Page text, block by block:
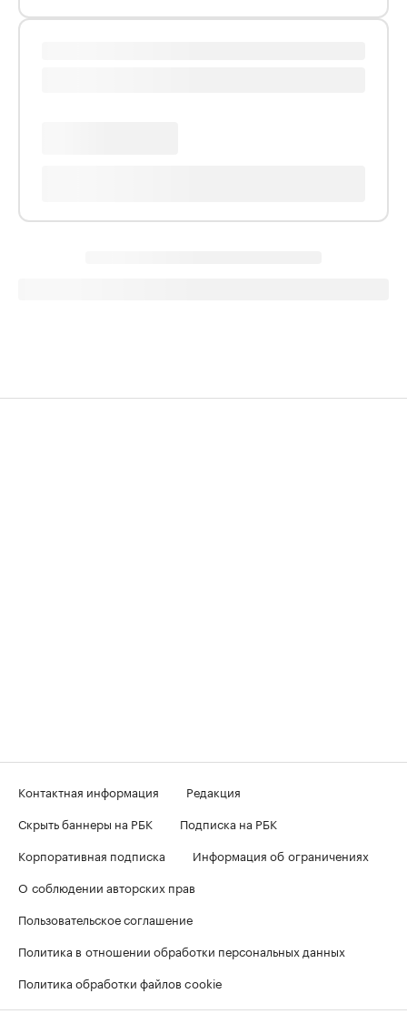
Контактная информация
Редакция
Скрыть баннеры на РБК
Подписка на РБК
Корпоративная подписка
Информация об ограничениях
О соблюдении авторских прав
Пользовательское соглашение
Политика в отношении обработки персональных данных
Политика обработки файлов cookie